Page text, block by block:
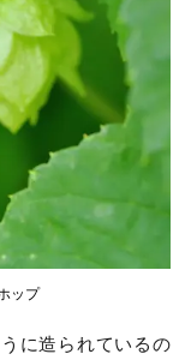
ップ
に造られているの